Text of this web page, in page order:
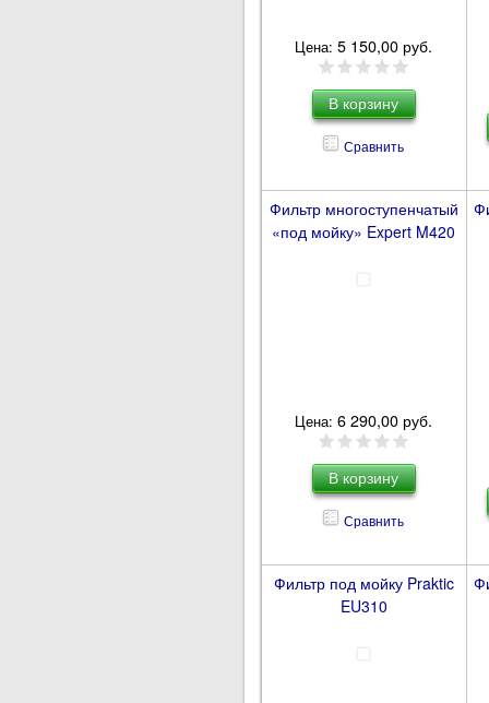
Цена: 5 150,00 руб.
Сравнить
Фильтр многоступенчатый
«под мойку» Expert M420
Цена: 6 290,00 руб.
Сравнить
Фильтр под мойку Praktic
EU310